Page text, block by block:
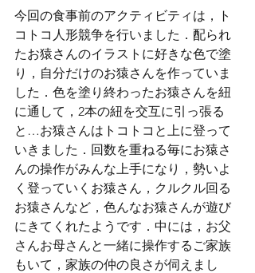
今回の食事前のアクティビティは，ト
コトコ人形競争を行いました．配られ
たお猿さんのイラストに好きな色で塗
り，自分だけのお猿さんを作っていま
した．色を塗り終わったお猿さんを紐
に通して，2本の紐を交互に引っ張る
と…お猿さんはトコトコと上に登って
いきました．回数を重ねる毎にお猿さ
んの操作がみんな上手になり，勢いよ
く登っていくお猿さん，クルクル回る
お猿さんなど，色んなお猿さんが遊び
にきてくれたようです．中には，お父
さんお母さんと一緒に操作するご家族
もいて，家族の仲の良さが伺えまし